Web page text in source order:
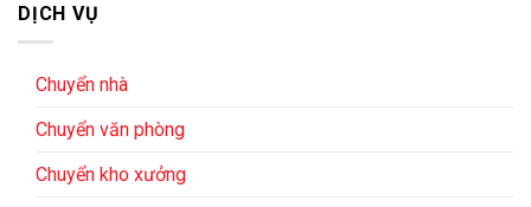
DỊCH VỤ
Chuyển nhà
Chuyển văn phòng
Chuyển kho xưởng